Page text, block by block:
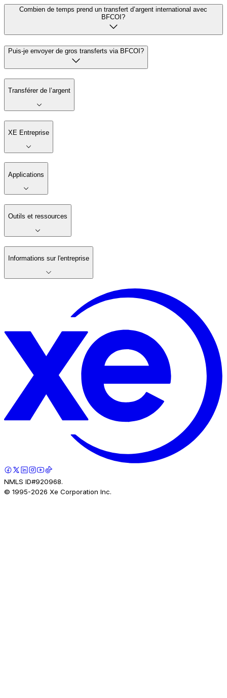
Combien de temps prend un transfert d’argent international avec
BFCOI?
Puis-je envoyer de gros transferts via BFCOI?
Transférer de l’argent
XE Entreprise
Applications
Outils et ressources
Informations sur l'entreprise
NMLS ID#920968.
© 1995-2026 Xe Corporation Inc.